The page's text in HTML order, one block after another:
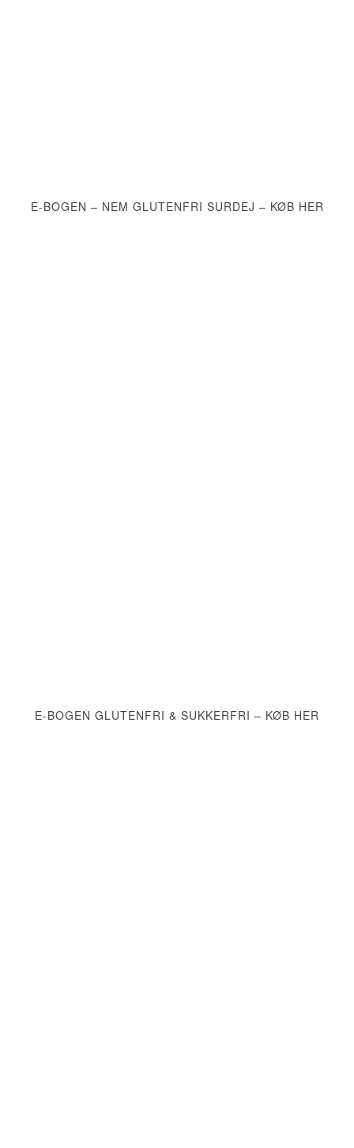
E-BOGEN – NEM GLUTENFRI SURDEJ – KØB HER
E-BOGEN GLUTENFRI & SUKKERFRI – KØB HER